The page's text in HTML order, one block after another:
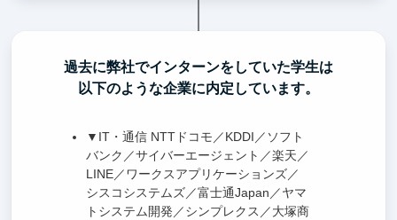
過去に弊社でインターンをしていた学生は
以下のような企業に内定しています。
▼IT・通信 NTTドコモ／KDDI／ソフト
バンク／サイバーエージェント／楽天／
LINE／ワークスアプリケーションズ／
シスコシステムズ／富士通Japan／ヤマ
トシステム開発／シンプレクス／大塚商